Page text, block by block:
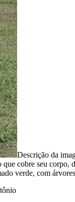
Descrição da
cobre seu corpo,
verde, com